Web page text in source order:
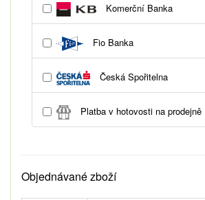
Komerční Banka
Fio Banka
Česká Spořitelna
Platba v hotovosti na prodejně
Objednávané zboží